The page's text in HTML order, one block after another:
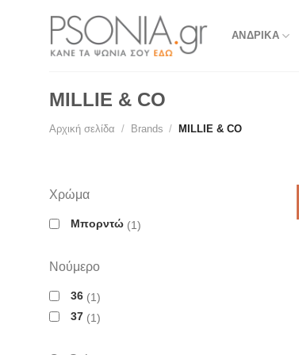
ΑΝΔΡΙΚΑ
MILLIE & CO
Αρχική σελίδα / Brands / MILLIE & CO
Χρώμα
Μπορντώ 1
Νούμερο
36
1
37
1